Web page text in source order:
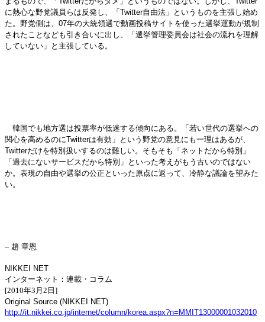
に熱心な野党議員らは反発し、「Twitter自由法」というものを主張し始め
た。野党側は、07年の大統領選で動画投稿サイトを使った選挙運動が規制
されたことなども引き合いに出し、「選挙管理委員会は社会の流れを理解
していない」と主張している。
韓国でも地方選は投票率が低迷する傾向にある。「若い世代の選挙への
関心を高めるのにTwitterは有効」という野党の意見にも一理はあるが、
Twitterだけを特別扱いするのは難しい。そもそも「ネットだから特別」
「過去にないサービスだから特別」といった考えがもう古いのではない
か。表現の自由や選挙の公正といった原点に返って、冷静な議論を望みた
い。
– 趙 章恩
NIKKEI NET
インターネット：連載・コラム
[2010年3月2日]
Original Source (NIKKEI NET)
http://it.nikkei.co.jp/internet/column/korea.aspx?n=MMIT13000001032010